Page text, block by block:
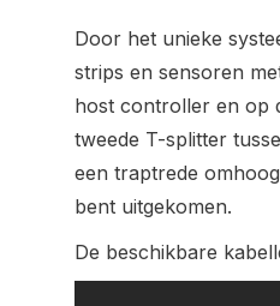
Door het unieke
strips en sensoren
host controller en op
tweede T-splitter
een traptrede
bent uitgekomen.
De beschikbare